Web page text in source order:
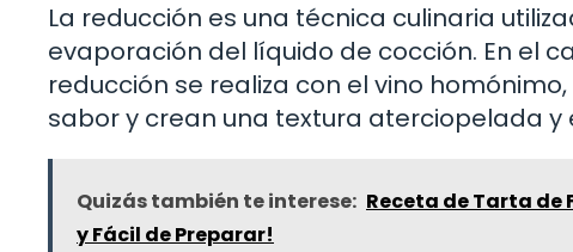
La reducción es una técnica culinaria
evaporación del líquido de cocción. En el
reducción se realiza con el vino
sabor y crean una textura aterciopelada y
Quizás también te interese: Receta de Tarta de
y Fácil de Preparar!